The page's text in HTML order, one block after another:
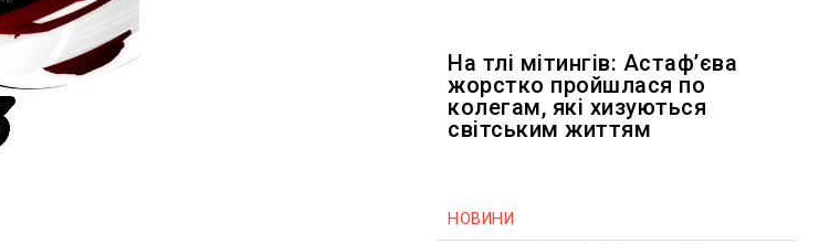
На тлі мітингів: Астафʼєва
жорстко пройшлася по
колегам, які хизуються
світським життям
НОВИНИ